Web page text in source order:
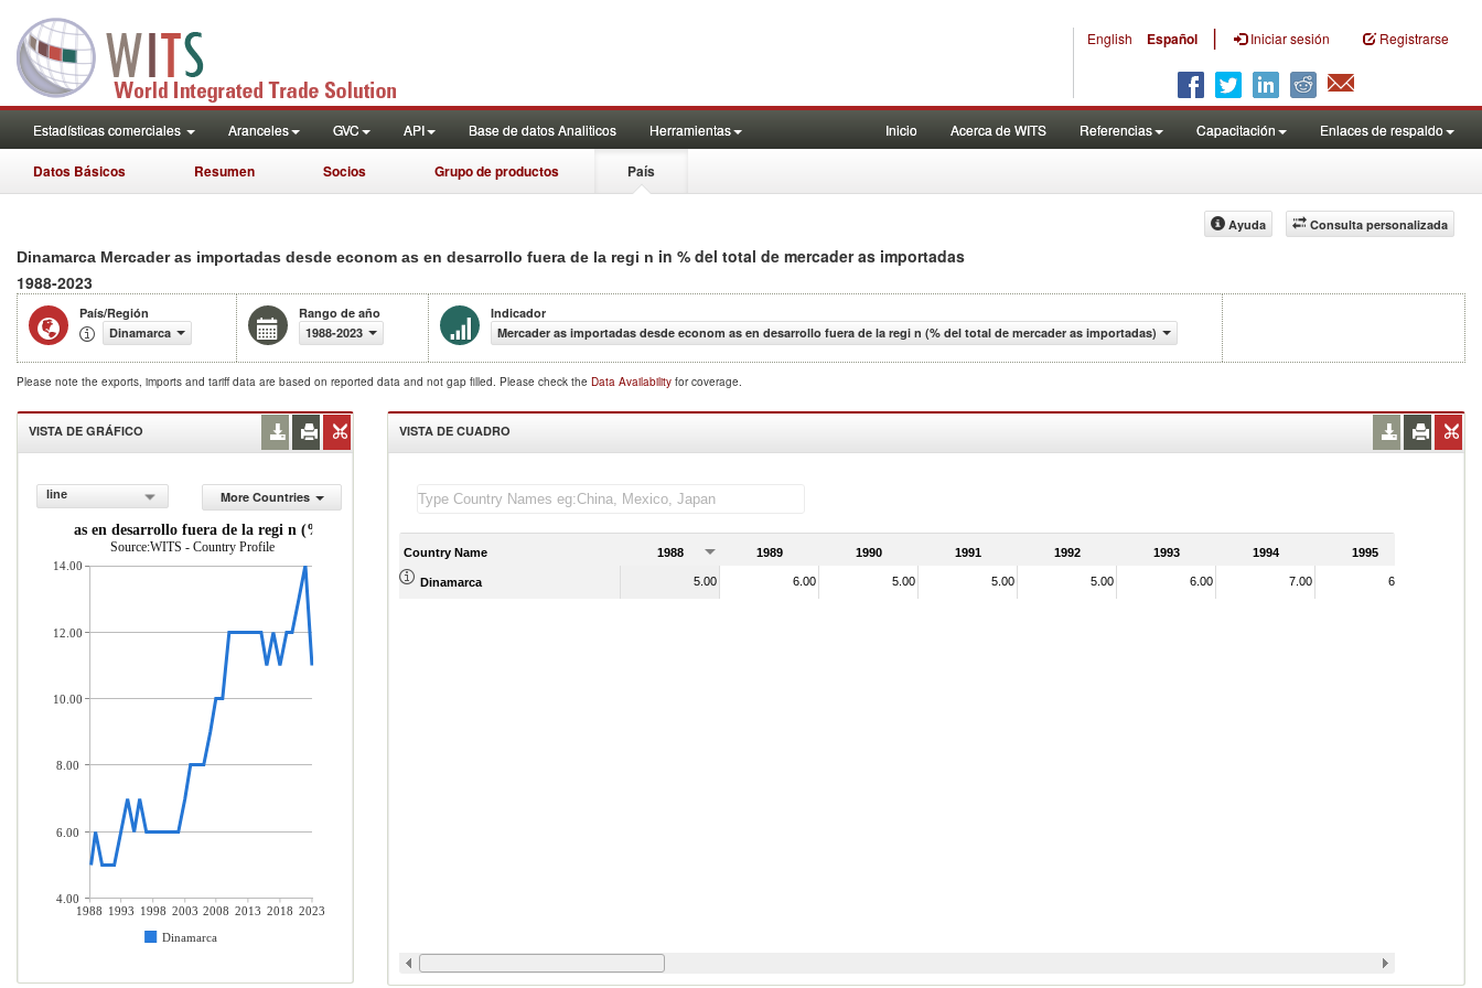
English Español | Iniciar sesión Registrarse
Estadísticas comerciales Aranceles GVC API Base de datos Analiticos Herramientas Inicio Acerca de WITS Referencias Capacitación Enlaces de respaldo
Datos Básicos Resumen Socios Grupo de productos País
Consulta personalizada
Ayuda
Dinamarca Mercader as importadas desde econom as en desarrollo fuera de la regi n in % del total de mercader as importadas
1988-2023
País/Región
Dinamarca
Rango de año
1988-2023
Indicador
Mercader as importadas desde econom as en desarrollo fuera de la regi n (% del total de mercader as importadas)
Please note the exports, imports and tariff data are based on reported data and not gap filled. Please check the Data Availability for coverage.
VISTA DE GRÁFICO
line
More Countries
econom as en desarrollo fuera de la regi n (% del total de mercader as importadas)
Source:WITS - Country Profile
1988 1993 1998 2003 2008 2013 2018 2023
Dinamarca
14.00
12.00
10.00
8.00
6.00
4.00
VISTA DE CUADRO
Country Name 1988 1989 1990 1991 1992 1993 1994 1995
Dinamarca 5.00 6.00 5.00 5.00 5.00 6.00 7.00 6.00